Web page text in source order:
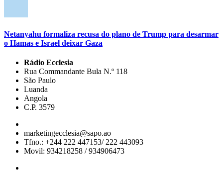
Netanyahu formaliza recusa do plano de Trump para desarmar
o Hamas e Israel deixar Gaza
Rádio Ecclesia
Rua Commandante Bula N.º 118
São Paulo
Luanda
Angola
C.P. 3579
marketingecclesia@sapo.ao
Tfno.: +244 222 447153/ 222 443093
Movil: 934218258 / 934906473